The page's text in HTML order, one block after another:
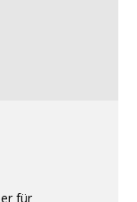
für